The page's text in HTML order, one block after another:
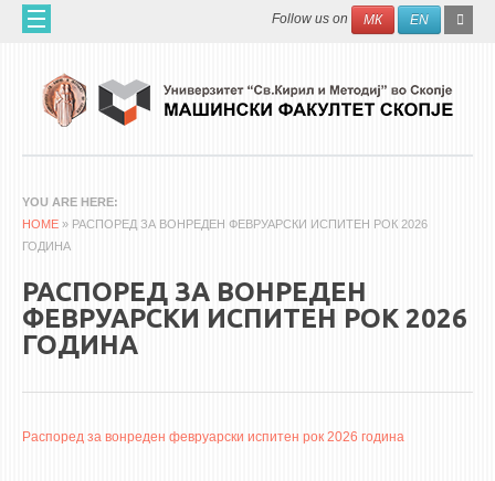
Skip to main content Search
Follow us on МК EN
ЗА НАС
60 ГОДИНИ МФ
ОРГАНИЗАЦИЈА
МАШИНСКО ИНЖЕНЕРСТВО - НАУЧНО СПИСАНИЕ
АПЛИКАТИВНА ДЕЈНОСТ
YOU ARE HERE
HOME » РАСПОРЕД ЗА ВОНРЕДЕН ФЕВРУАРСКИ ИСПИТЕН РОК 2026
ГОДИНА
РАСПОРЕД ЗА ВОНРЕДЕН
ФЕВРУАРСКИ ИСПИТЕН РОК 2026
ГОДИНА
Распоред за вонреден февруарски испитен рок 2026 година